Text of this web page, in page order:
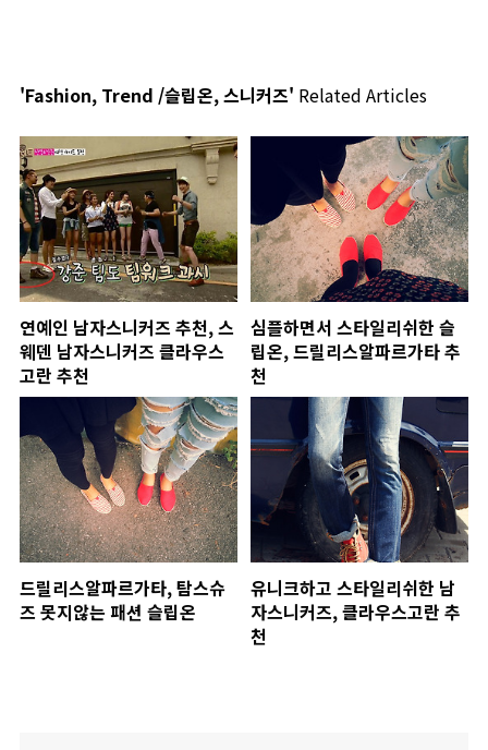
'Fashion, Trend /슬립온, 스니커즈' Related Articles
연예인 남자스니커즈 추천, 스
웨덴 남자스니커즈 클라우스
고란 추천
심플하면서 스타일리쉬한 슬
립온, 드릴리스알파르가타 추
천
드릴리스알파르가타, 탐스슈
즈 못지않는 패션 슬립온
유니크하고 스타일리쉬한 남
자스니커즈, 클라우스고란 추
천